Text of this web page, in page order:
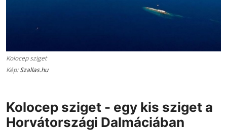
Kolocep sziget
Kép:Szallas.hu
Kolocep sziget - egy kis sziget a
Horvátországi Dalmáciában